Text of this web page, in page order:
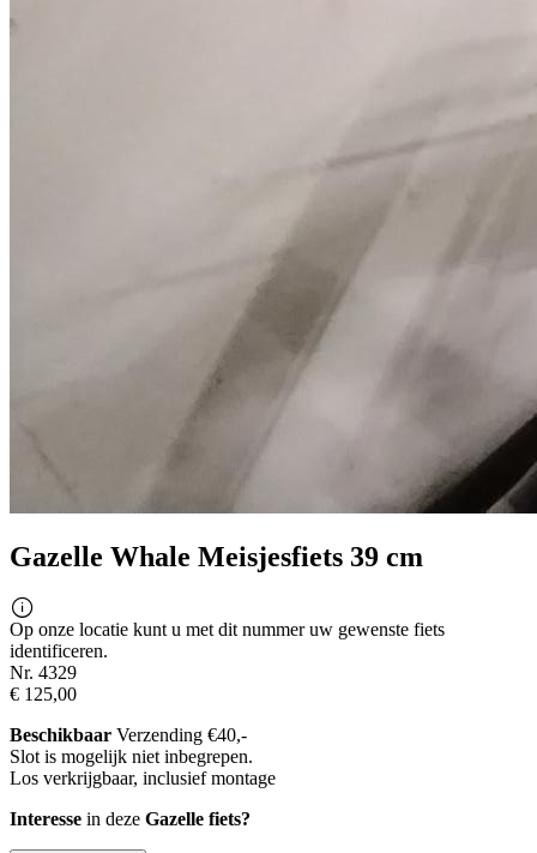
Gazelle Whale Meisjesfiets 39 cm
Op onze locatie kunt u met dit nummer uw gewenste fiets
identificeren.
Nr. 4329
€ 125,00
Beschikbaar Verzending €40,-
Slot is mogelijk niet inbegrepen.
Los verkrijgbaar, inclusief montage
Interesse in deze Gazelle fiets?